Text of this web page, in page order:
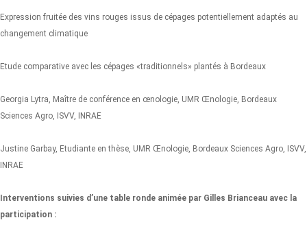
Expression fruitée des vins rouges issus de cépages potentiellement adaptés au
changement climatique
Etude comparative avec les cépages «traditionnels» plantés à Bordeaux
Georgia Lytra, Maître de conférence en œnologie, UMR Œnologie, Bordeaux
Sciences Agro, ISVV, INRAE
Justine Garbay, Etudiante en thèse, UMR Œnologie, Bordeaux Sciences Agro, ISVV,
INRAE
Interventions suivies d’une table ronde animée par Gilles Brianceau avec la
participation :